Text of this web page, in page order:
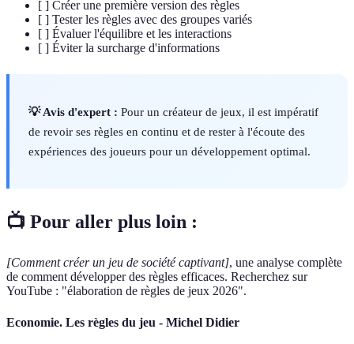
[ ] Créer une première version des règles
[ ] Tester les règles avec des groupes variés
[ ] Évaluer l'équilibre et les interactions
[ ] Éviter la surcharge d'informations
💡 Avis d'expert : Pour un créateur de jeux, il est impératif
de revoir ses règles en continu et de rester à l'écoute des
expériences des joueurs pour un développement optimal.
📺 Pour aller plus loin :
[Comment créer un jeu de société captivant], une analyse complète
de comment développer des règles efficaces. Recherchez sur
YouTube : "élaboration de règles de jeux 2026".
Economie. Les règles du jeu - Michel Didier